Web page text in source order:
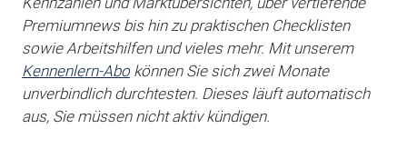
Premiumnews bis hin zu praktischen Checklisten
sowie Arbeitshilfenund vieles mehr. Mit unserem
Kennenlern-Abokönnen Sie sich zwei Monate
unverbindlich durchtesten. Dieses läuft automatisch
aus, Sie müssen nicht aktiv kündigen.